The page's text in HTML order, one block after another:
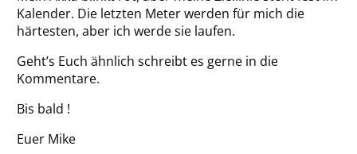
Kalender. Die letzten Meter werden für mich die
härtesten, aber ich werde sie laufen.
Geht’s Euch ähnlich schreibt es gerne in die
Kommentare.
Bis bald !
Euer Mike